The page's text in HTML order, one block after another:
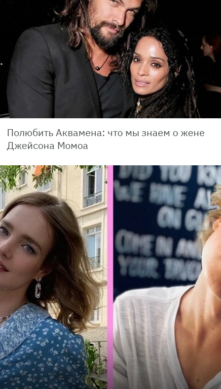
Полюбить Аквамена: что мы знаем о жене
Джейсона Момоа